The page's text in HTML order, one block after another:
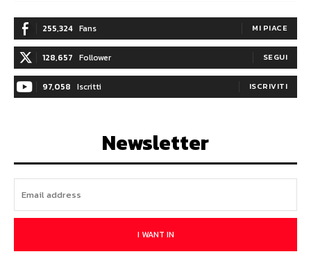
255,324 Fans MI PIACE
128,657 Follower SEGUI
97,058 Iscritti ISCRIVITI
Newsletter
I WANT IN